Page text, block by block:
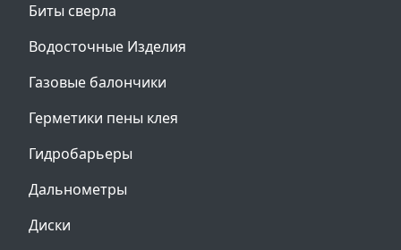
Биты сверла
Водосточные Изделия
Газовые балончики
Герметики пены клея
Гидробарьеры
Дальнометры
Диски